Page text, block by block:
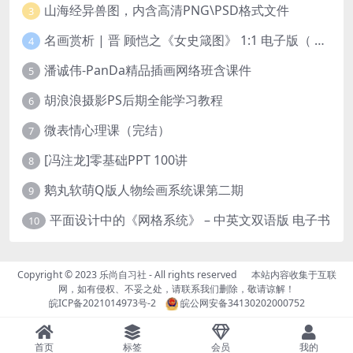
3 山海经异兽图，内含高清PNG\PSD格式文件
4 名画赏析 | 晋 顾恺之《女史箴图》 1:1 电子版（ 2.04GB ）
5 潘诚伟-PanDa精品插画网络班含课件
6 胡浪浪摄影PS后期全能学习教程
7 微表情心理课（完结）
8 [冯注龙]零基础PPT 100讲
9 鹅丸软萌Q版人物绘画系统课第二期
10 平面设计中的《网格系统》 – 中英文双语版 电子书
Copyright © 2023 乐尚自习社 - All rights reserved
本站内容收集于互联
网，如有侵权、不妥之处，请联系我们删除，敬请谅解！
皖ICP备2021014973号-2
皖公网安备34130202000752
首页 标签 会员 我的